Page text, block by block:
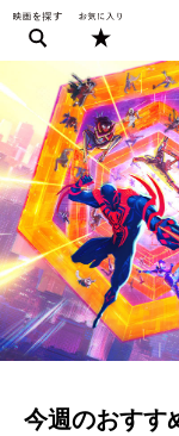
今週のおす